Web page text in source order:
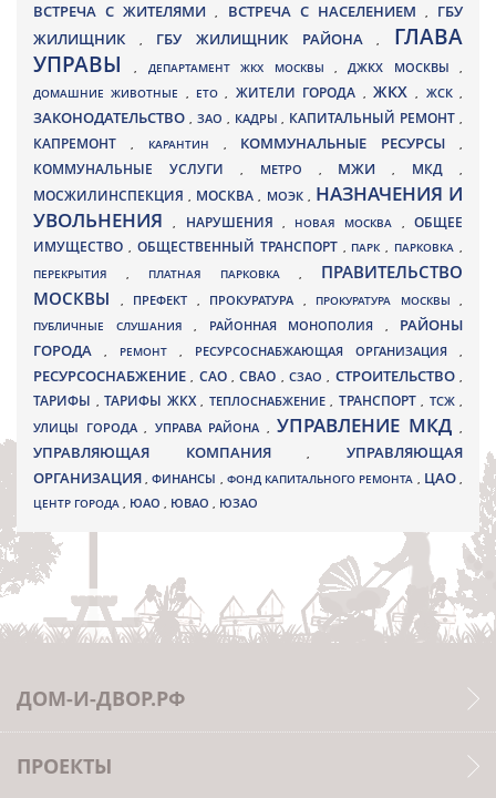
ВСТРЕЧА С ЖИТЕЛЯМИ, ВСТРЕЧА С НАСЕЛЕНИЕМ , ГБУ
ЖИЛИЩНИК
, ГБУ ЖИЛИЩНИК РАЙОНА, ГЛАВА
УПРАВЫ, ДЕПАРТАМЕНТ ЖКХ МОСКВЫ ,ДЖКХ МОСКВЫ ,
ДОМАШНИЕ ЖИВОТНЫЕ , ЕТО, ЖИТЕЛИ ГОРОДА , ЖКХ, ЖСК,
ЗАКОНОДАТЕЛЬСТВО , ЗАО , КАДРЫ, КАПИТАЛЬНЫЙ РЕМОНТ ,
КАПРЕМОНТ , КАРАНТИН , КОММУНАЛЬНЫЕ РЕСУРСЫ,
КОММУНАЛЬНЫЕ УСЛУГИ , МЕТРО , МЖИ, МКД ,
МОСЖИЛИНСПЕКЦИЯ, МОСКВА , МОЭК , НАЗНАЧЕНИЯ И
УВОЛЬНЕНИЯ, НАРУШЕНИЯ , НОВАЯ МОСКВА ,ОБЩЕЕ
ИМУЩЕСТВО , ОБЩЕСТВЕННЫЙ ТРАНСПОРТ , ПАРК, ПАРКОВКА ,
ПЕРЕКРЫТИЯ , ПЛАТНАЯ ПАРКОВКА , ПРАВИТЕЛЬСТВО
МОСКВЫ
, ПРЕФЕКТ , ПРОКУРАТУРА , ПРОКУРАТУРА МОСКВЫ ,
ПУБЛИЧНЫЕ СЛУШАНИЯ , РАЙОННАЯ МОНОПОЛИЯ , РАЙОНЫ
ГОРОДА
, РЕМОНТ , РЕСУРСОСНАБЖАЮЩАЯ ОРГАНИЗАЦИЯ ,
РЕСУРСОСНАБЖЕНИЕ, САО,СВАО ,СЗАО, СТРОИТЕЛЬСТВО,
ТАРИФЫ , ТАРИФЫ ЖКХ , ТЕПЛОСНАБЖЕНИЕ , ТРАНСПОРТ , ТСЖ ,
УЛИЦЫ ГОРОДА , УПРАВА РАЙОНА , УПРАВЛЕНИЕ МКД ,
УПРАВЛЯЮЩАЯ КОМПАНИЯ,УПРАВЛЯЮЩАЯ
ОРГАНИЗАЦИЯ,ФИНАНСЫ , ФОНД КАПИТАЛЬНОГО РЕМОНТА , ЦАО,
ЦЕНТР ГОРОДА , ЮАО , ЮВАО , ЮЗАО
ДОМ-И-ДВОР.РФ
ПРОЕКТЫ